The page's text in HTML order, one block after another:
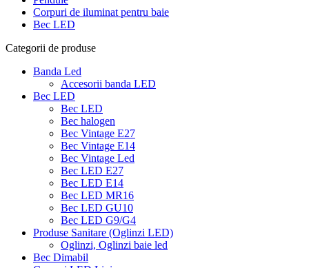
Corpuri de iluminat pentru baie
Bec LED
Categorii de produse
Banda Led
Accesorii banda LED
Bec LED
Bec LED
Bec halogen
Bec Vintage E27
Bec Vintage E14
Bec Vintage Led
Bec LED E27
Bec LED E14
Bec LED MR16
Bec LED GU10
Bec LED G9/G4
Produse Sanitare (Oglinzi LED)
Oglinzi, Oglinzi baie led
Bec Dimabil